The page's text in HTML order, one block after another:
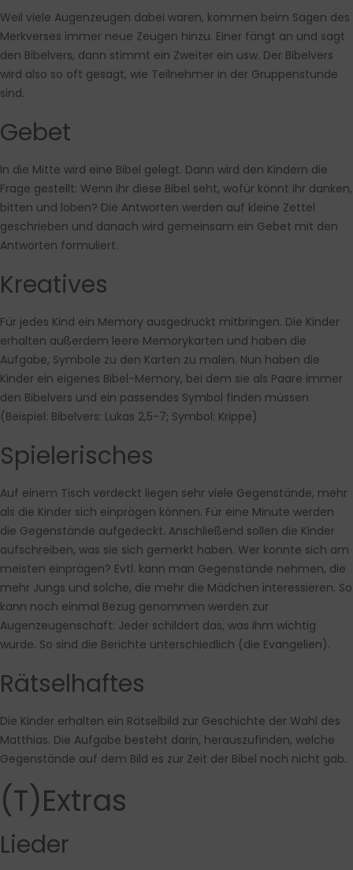
Weil viele Augenzeugen dabei waren, kommen beim Sagen des
Merkverses immer neue Zeugen hinzu. Einer fängt an und sagt
den Bibelvers, dann stimmt ein Zweiter ein usw. Der Bibelvers
wird also so oft gesagt, wie Teilnehmer in der Gruppenstunde
sind.
Gebet
In die Mitte wird eine Bibel gelegt. Dann wird den Kindern die
Frage gestellt: Wenn ihr diese Bibel seht, wofür könnt ihr danken,
bitten und loben? Die Antworten werden auf kleine Zettel
geschrieben und danach wird gemeinsam ein Gebet mit den
Antworten formuliert.
Kreatives
Für jedes Kind ein Memory ausgedruckt mitbringen. Die Kinder
erhalten außerdem leere Memorykarten und haben die
Aufgabe, Symbole zu den Karten zu malen. Nun haben die
Kinder ein eigenes Bibel-Memory, bei dem sie als Paare immer
den Bibelvers und ein passendes Symbol finden müssen
(Beispiel: Bibelvers: Lukas 2,5-7; Symbol: Krippe)
Spielerisches
Auf einem Tisch verdeckt liegen sehr viele Gegenstände, mehr
als die Kinder sich einprägen können. Für eine Minute werden
die Gegenstände aufgedeckt. Anschließend sollen die Kinder
aufschreiben, was sie sich gemerkt haben. Wer konnte sich am
meisten einprägen? Evtl. kann man Gegenstände nehmen, die
mehr Jungs und solche, die mehr die Mädchen interessieren. So
kann noch einmal Bezug genommen werden zur
Augenzeugenschaft: Jeder schildert das, was ihm wichtig
wurde. So sind die Berichte unterschiedlich (die Evangelien).
Rätselhaftes
Die Kinder erhalten ein Rätselbild zur Geschichte der Wahl des
Matthias. Die Aufgabe besteht darin, herauszufinden, welche
Gegenstände auf dem Bild es zur Zeit der Bibel noch nicht gab.
(T)Extras
Lieder